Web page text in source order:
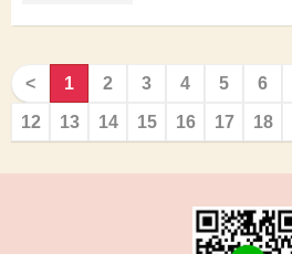
< 1 2 3 4 5 6
12 13 14 15 16 17 18